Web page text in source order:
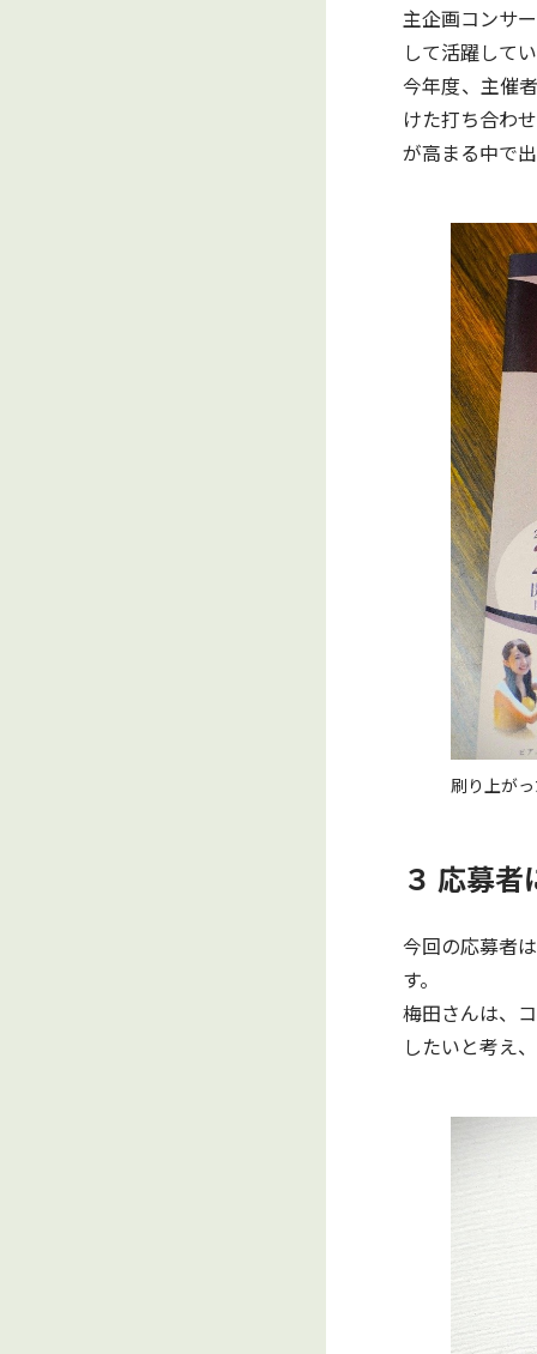
主企画コンサ
して活躍して
今年度、主催
けた打ち合わ
が高まる中で
刷り上が
３ 応募
今回の応募者
す。
梅田さんは、
したいと考え